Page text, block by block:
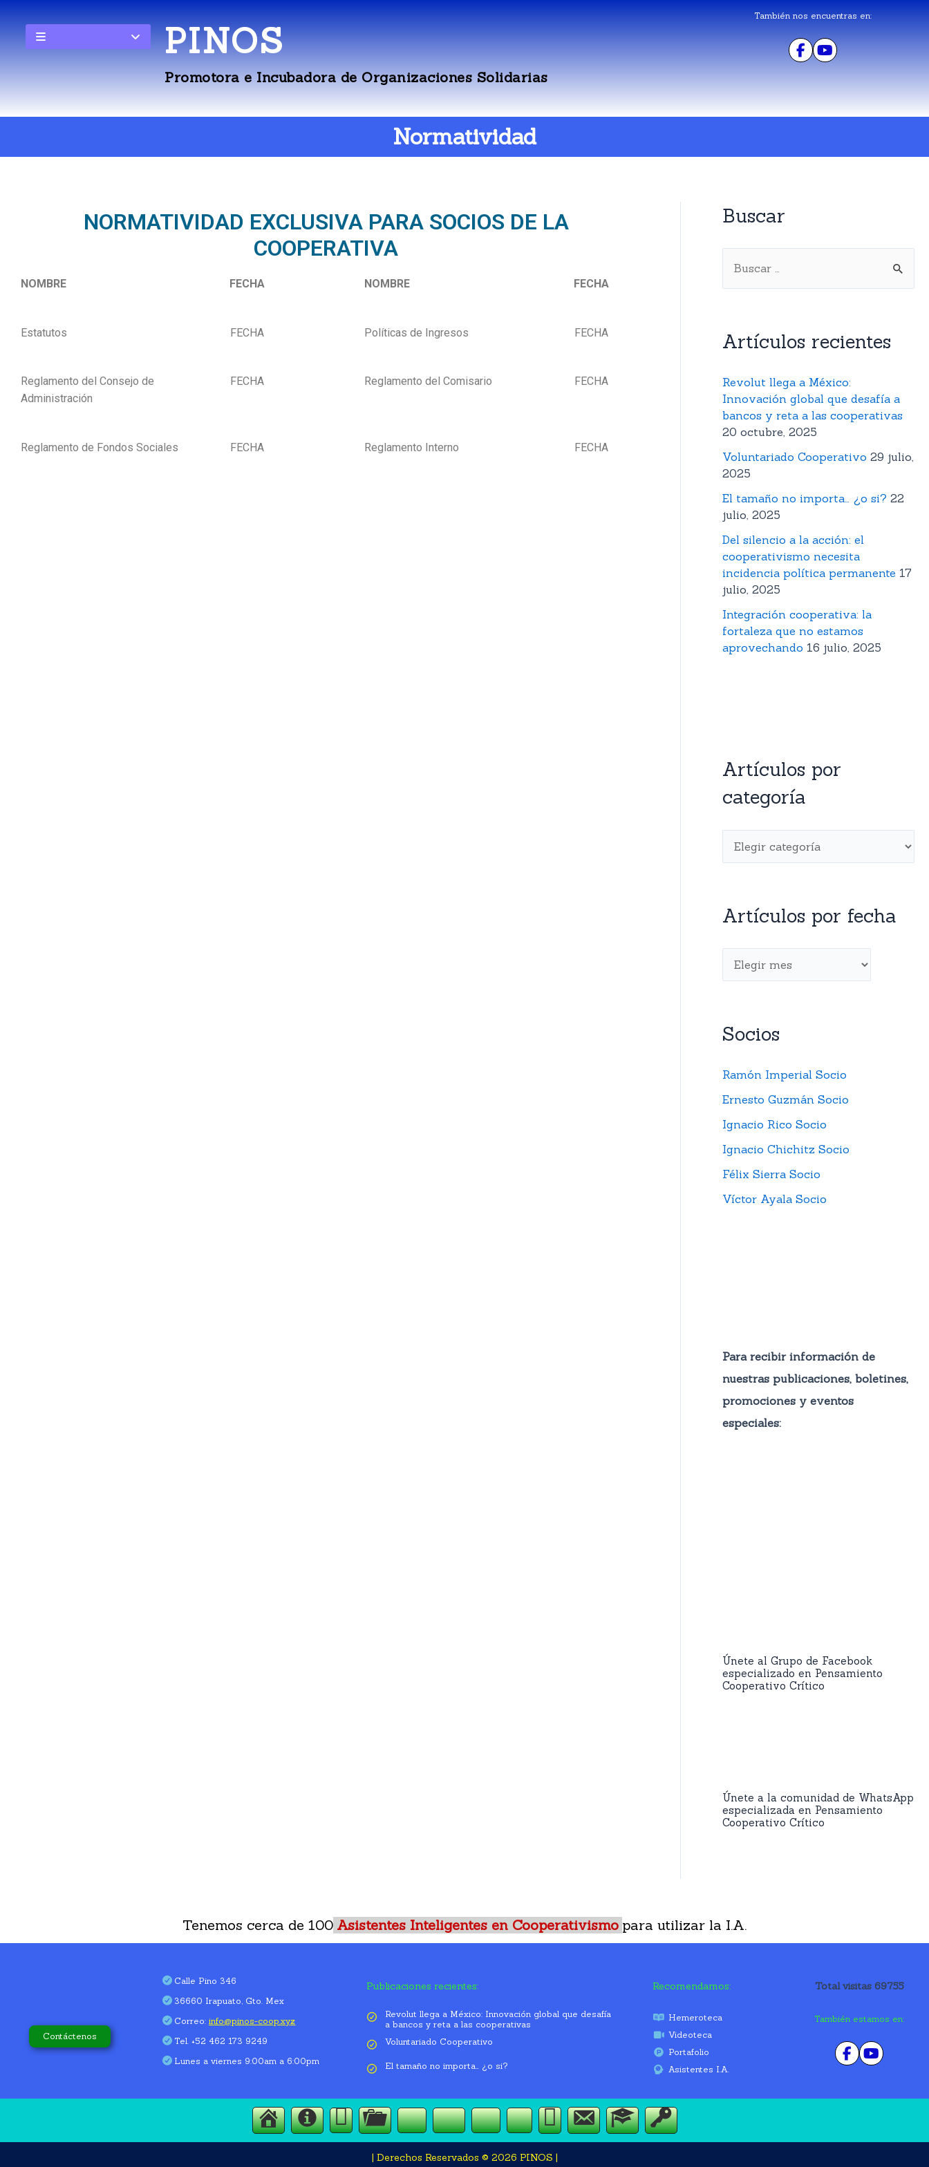
PINOS
Promotora e Incubadora de Organizaciones Solidarias
También nos encuentras en:
Normatividad
NORMATIVIDAD EXCLUSIVA PARA SOCIOS DE LA
COOPERATIVA
NOMBRE FECHA NOMBRE FECHA
Estatutos FECHA Políticas de Ingresos FECHA
Reglamento del Consejo de
Administración
FECHA Reglamento del Comisario FECHA
Reglamento de Fondos Sociales FECHA Reglamento Interno FECHA
Buscar
Artículos recientes
Revolut llega a México:
Innovación global que desafía a
bancos y reta a las cooperativas
20 octubre, 2025
Voluntariado Cooperativo 29 julio,
2025
El tamaño no importa… ¿o si? 22
julio, 2025
Del silencio a la acción: el
cooperativismo necesita
incidencia política permanente 17
julio, 2025
Integración cooperativa: la
fortaleza que no estamos
aprovechando 16 julio, 2025
Artículos por
categoría
Artículos por fecha
Socios
Ramón Imperial Socio
Ernesto Guzmán Socio
Ignacio Rico Socio
Ignacio Chichitz Socio
Félix Sierra Socio
Víctor Ayala Socio
Para recibir información de
nuestras publicaciones, boletines,
promociones y eventos
especiales:
Únete al Grupo de Facebook
especializado en Pensamiento
Cooperativo Crítico
Únete a la comunidad de WhatsApp
especializada en Pensamiento
Cooperativo Crítico
Tenemos cerca de 100 Asistentes Inteligentes en Cooperativismo para utilizar la I.A.
Contáctenos
Calle Pino 346
36660 Irapuato, Gto. Mex
Correo:info@pinos-coop.xyz
Tel. +52 462 173 9249
Lunes a viernes 9:00am a 6:00pm
Publicaciones recientes:
Revolut llega a México: Innovación global que desafía
a bancos y reta a las cooperativas
Voluntariado Cooperativo
El tamaño no importa… ¿o si?
Recomendamos:
Hemeroteca
Videoteca
Portafolio
Asistentes I.A.
Total visitas 69755
También estamos en:
Home
Qué
Somos?
Nuestro
Equipo
ServiciosHemerotecaVideotecaAsistentesCooperativismo
SuscripciónContáctenos
Cursos Acceso
al
| Derechos Reservados © 2026 PINOS |